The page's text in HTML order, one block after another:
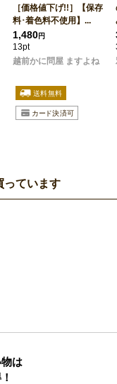
［価格値下げ!!］【保存
料･着色料不使用】...
1,480円
13pt
越前かに問屋 ますよね
っています
は